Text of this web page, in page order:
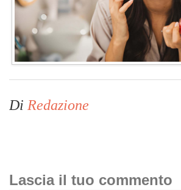
Di Redazione
Lascia il tuo commento